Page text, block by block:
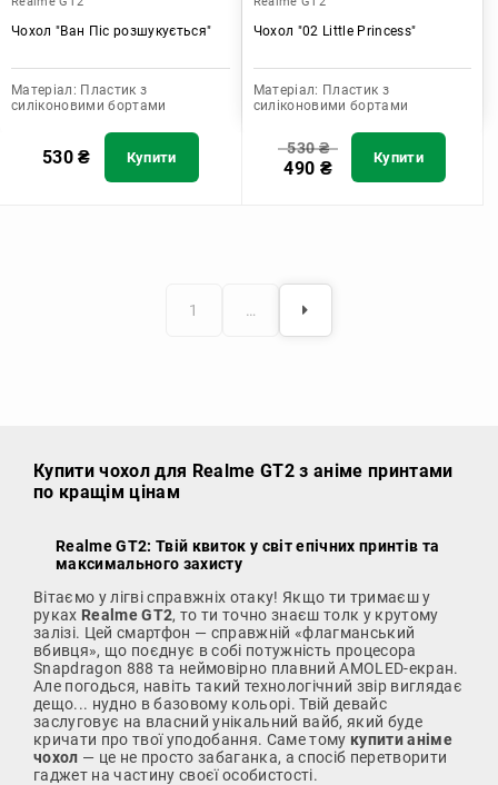
Чохол "Ван Піс розшукується"
Матеріал: Пластик з
силіконовими бортами
530₴ Купити
Чохол "02 Little Princess"
Матеріал: Пластик з
силіконовими бортами
530₴
490 ₴ Купити
1 …
Купити чохол для Realme GT2 з аніме принтами
по кращім цінам
Realme GT2: Твій квиток у світ епічних принтів та
максимального захисту
Вітаємо у лігві справжніх отаку! Якщо ти тримаєш у
руках Realme GT2, то ти точно знаєш толк у крутому
залізі. Цей смартфон — справжній «флагманський
вбивця», що поєднує в собі потужність процесора
Snapdragon 888 та неймовірно плавний AMOLED-екран.
Але погодься, навіть такий технологічний звір виглядає
дещо... нудно в базовому кольорі. Твій девайс
заслуговує на власний унікальний вайб, який буде
кричати про твої уподобання. Саме тому купити аніме
чохол — це не просто забаганка, а спосіб перетворити
гаджет на частину своєї особистості.